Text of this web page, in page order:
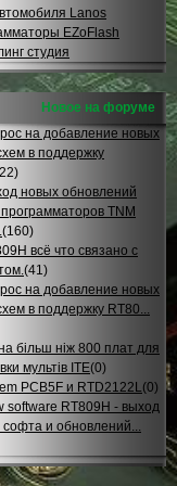
Lanos
EZoFlash
студия
Новое на форуме
на добавление новых
в поддержку
новых обновлений
TNM
(160)
всё что связано с
(41)
на добавление новых
в поддержку RT80...
більш ніж 800 плат для
мультів ITE(0)
PCB5F и RTD2122L(0)
software RT809H - выход
софта и обновлений...